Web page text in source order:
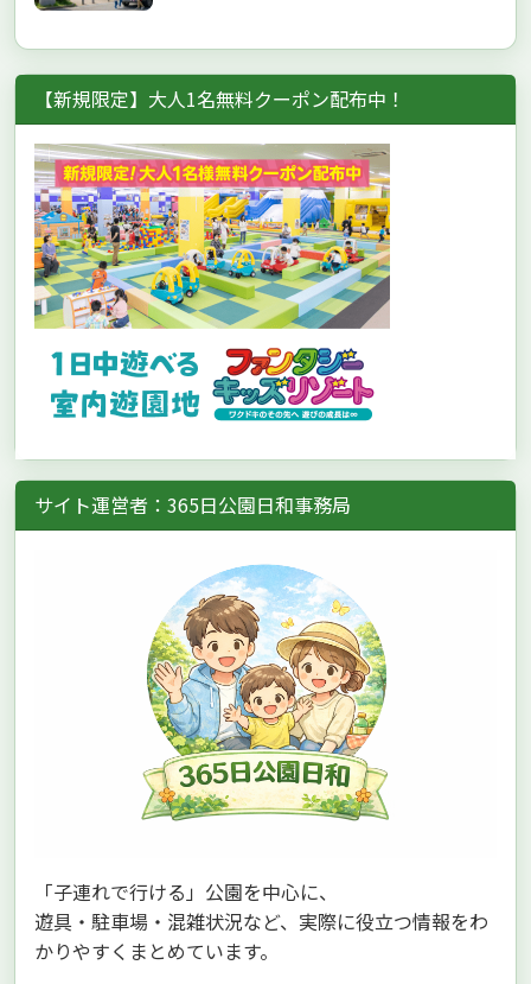
【新規限定】大人1名無料クーポン配布中！
サイト運営者：365日公園日和事務局
「子連れで行ける」公園を中心に、
遊具・駐車場・混雑状況など、実際に役立つ情報をわ
かりやすくまとめています。